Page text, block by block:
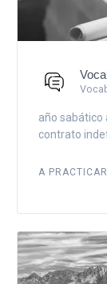
año sabático
contrato
A PRACTICAR